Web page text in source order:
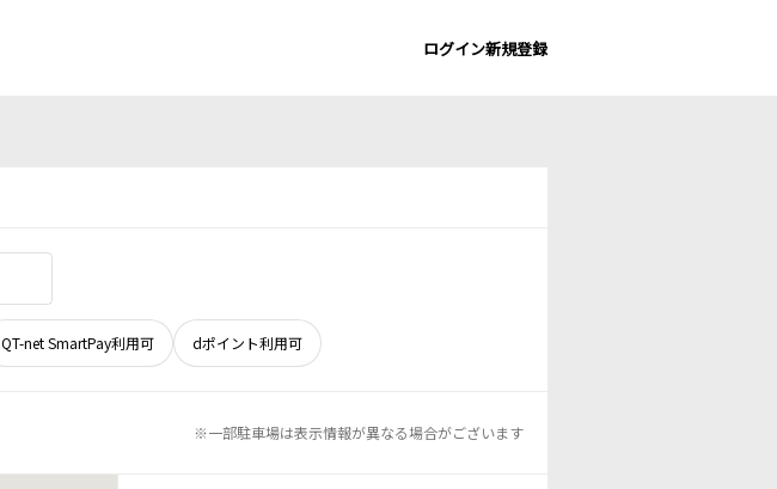
ログイン新規登録
QT-net SmartPay利用可 dポイント利用可
※一部駐車場は表示情報が異なる場合がございます